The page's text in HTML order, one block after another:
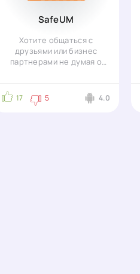
SafeUM
Хотите общаться с
друзьями или бизнес
партнерами не думая о
17 5 4.0